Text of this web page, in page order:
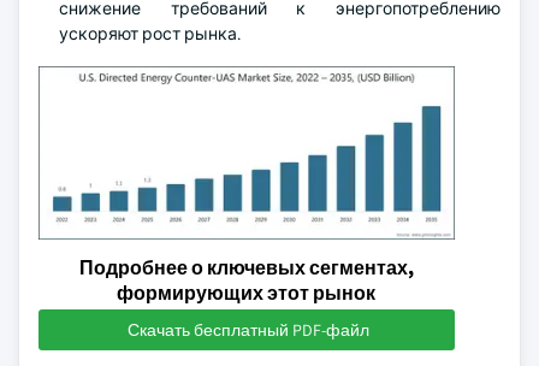
снижение требований к энергопотреблению
ускоряют рост рынка.
Подробнее о ключевых сегментах,
формирующих этот рынок
Скачать бесплатный PDF-файл